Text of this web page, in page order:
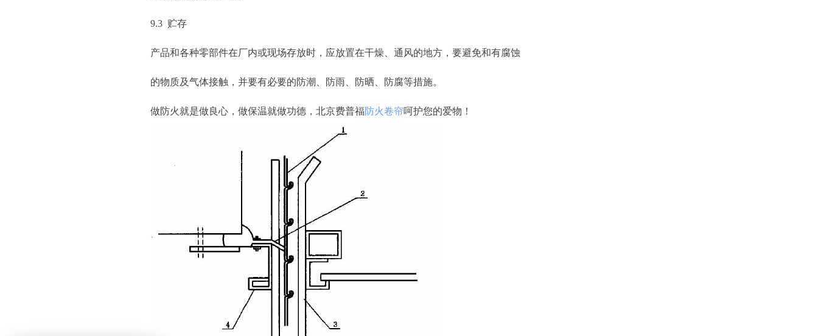
9.3 贮存
产品和各种零部件在厂内或现场存放时，应放置在干燥、通风的地方，要避免和有腐蚀
的物质及气体接触，并要有必要的防潮、防雨、防晒、防腐等措施。
做防火就是做良心，做保温就做功德，北京费普福防火卷帘呵护您的爱物！